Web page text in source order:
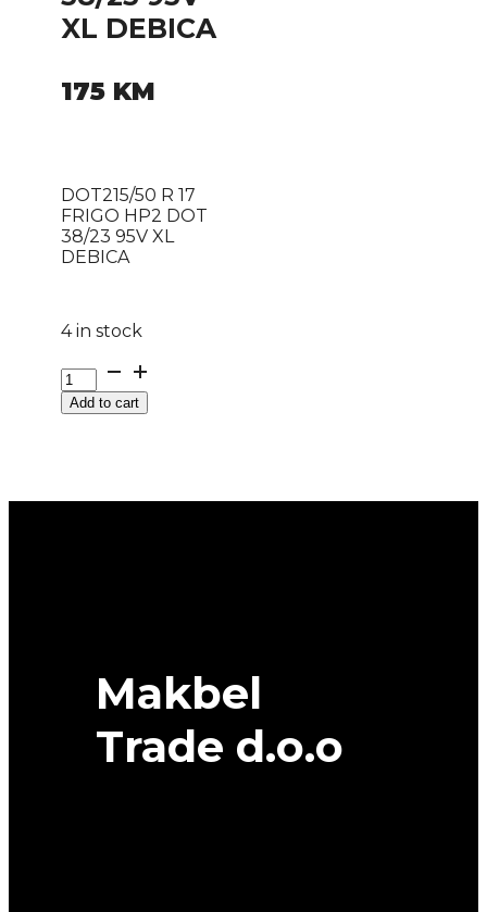
XL DEBICA
175 KM
DOT215/50 R 17
FRIGO HP2 DOT
38/23 95V XL
DEBICA
4 in stock
DOT215/50
R
17Add to cart
Makbel
Trade d.o.o